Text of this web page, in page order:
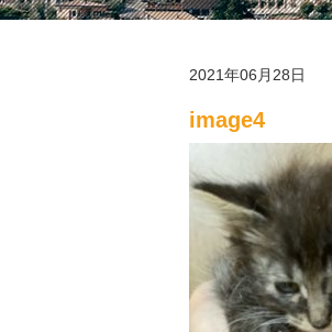
2021年06月28日
image4